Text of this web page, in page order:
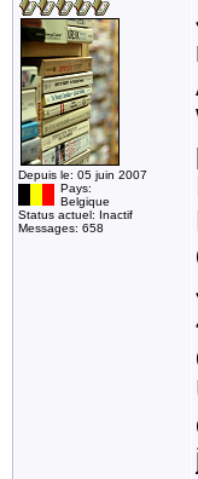
Depuis le: 05 juin 2007
Pays:
Belgique
Status actuel: Inactif
Messages: 658